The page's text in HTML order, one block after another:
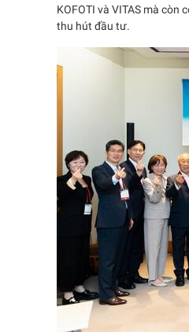
KOFOTI và VITAS mà
thu hút đầu tư.